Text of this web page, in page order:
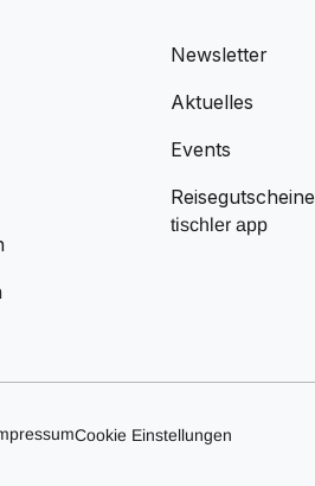
Newsletter
Aktuelles
Events
Reisegutscheine
tischler app
Cookie Einstellungen